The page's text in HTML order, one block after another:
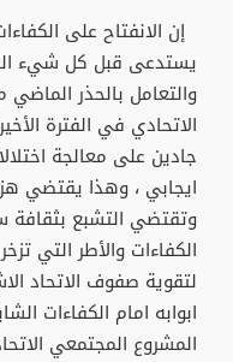
إن الانفتاح على
يستدعى قبل كل شيء
والتعامل بالحذر
الاتحادي في الفترة
جادين على معالجة
ايجابي ، وهذا يقتضي هزم
وتقتضي التشبع بثقافة
الكفاءات والأطر التي
لتقوية صفوف الاتحاد
ابوابه امام الكفاءات
المشروع المجتمعي